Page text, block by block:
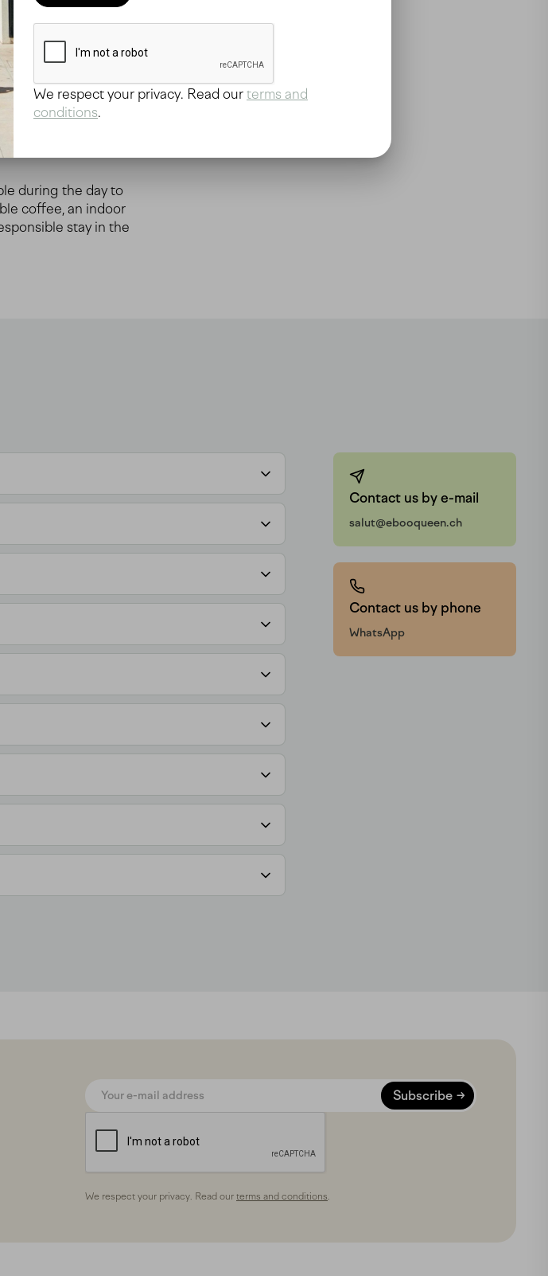
eco-friendly
are bright and
during the day to
coffee, an indoor
stay in the
Contact us by e-mail
salut@ebooqueen.ch
Contact us by phone
WhatsApp
Subscribe
We respect your privacy. Read our terms and conditions.
We respect your privacy. Read our terms and
conditions.